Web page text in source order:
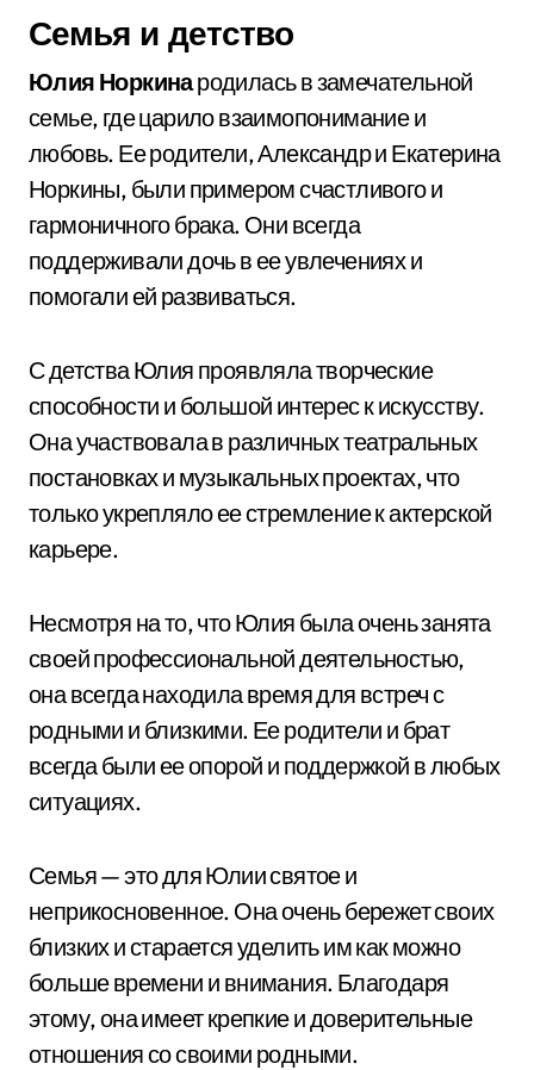
Семья и детство
Юлия Норкинародилась в замечательной
семье, где царило взаимопонимание и
любовь. Ее родители, Александр и Екатерина
Норкины, были примером счастливого и
гармоничного брака. Они всегда
поддерживали дочь в ее увлечениях и
помогали ей развиваться.
С детства Юлия проявляла творческие
способности и большой интерес к искусству.
Она участвовала в различных театральных
постановках и музыкальных проектах, что
только укрепляло ее стремление к актерской
карьере.
Несмотря на то, что Юлия была очень занята
своей профессиональной деятельностью,
она всегда находила время для встреч с
родными и близкими. Ее родители и брат
всегда были ее опорой и поддержкой в любых
ситуациях.
Семья — это для Юлии святое и
неприкосновенное. Она очень бережет своих
близких и старается уделить им как можно
больше времени и внимания. Благодаря
этому, она имеет крепкие и доверительные
отношения со своими родными.